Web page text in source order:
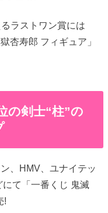
ラストワン賞には
杏寿郎 フィギュア」
の剣士“柱”の
、HMV、ユナイテッ
て「一番くじ 鬼滅
!